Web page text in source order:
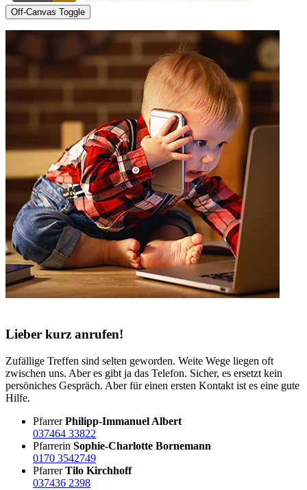
Off-Canvas Toggle
Lieber kurz anrufen!
Zufällige Treffen sind selten geworden. Weite Wege liegen oft
zwischen uns. Aber es gibt ja das Telefon. Sicher, es ersetzt kein
persöniches Gespräch. Aber für einen ersten Kontakt ist es eine gute
Hilfe.
PfarrerPhilipp-Immanuel Albert
037464 33822
Pfarrerin Sophie-Charlotte Bornemann
0170 3542749
PfarrerTilo Kirchhoff
037436 2398